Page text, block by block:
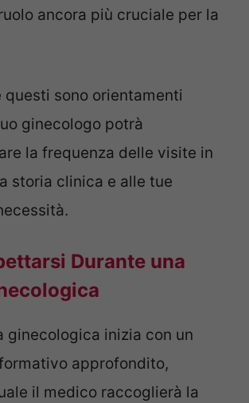
ancora più cruciale per la
questi sono orientamenti
ginecologo potrà
la frequenza delle visite in
storia clinica e alle tue
Durante una
ginecologica inizia con un
approfondito,
il medico raccoglierà la